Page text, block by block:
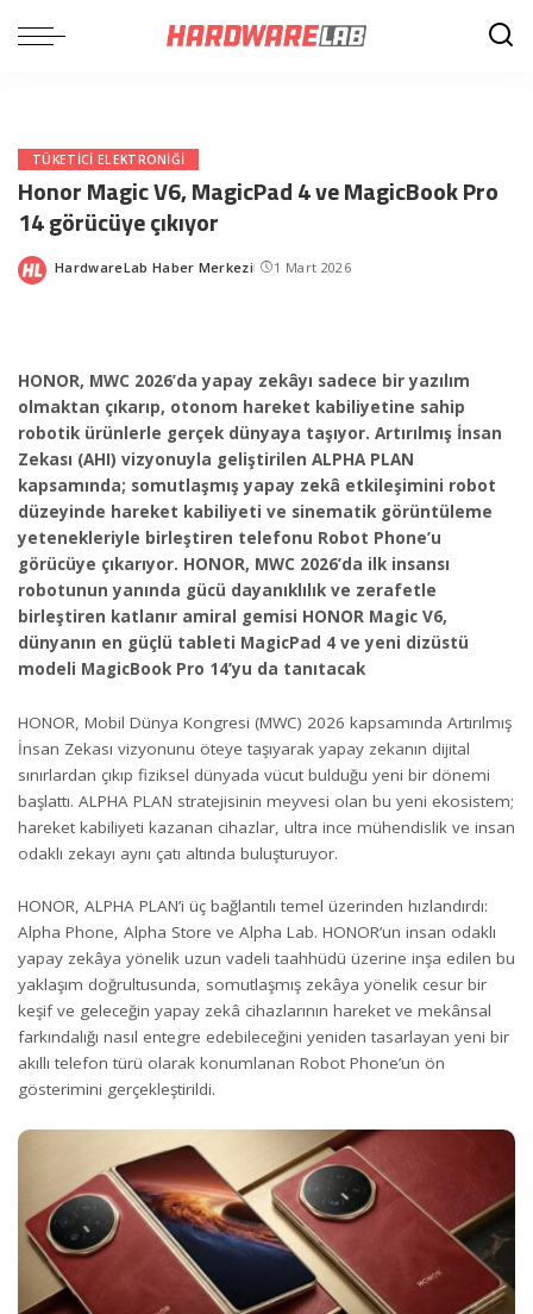
TÜKETICI ELEKTRONIĞI
Honor Magic V6, MagicPad 4 ve MagicBook Pro
14 görücüye çıkıyor
Posted
HardwareLab Haber Merkezi 1 Mart 2026
HONOR, MWC 2026’da yapay zekâyı sadece bir yazılım
olmaktan çıkarıp, otonom hareket kabiliyetine sahip
robotik ürünlerle gerçek dünyaya taşıyor. Artırılmış İnsan
Zekası (AHI) vizyonuyla geliştirilen ALPHA PLAN
kapsamında; somutlaşmış yapay zekâ etkileşimini robot
düzeyinde hareket kabiliyeti ve sinematik görüntüleme
yetenekleriyle birleştiren telefonu Robot Phone’u
görücüye çıkarıyor. HONOR, MWC 2026’da ilk insansı
robotunun yanında gücü dayanıklılık ve zerafetle
birleştiren katlanır amiral gemisi HONOR Magic V6,
dünyanın en güçlü tableti MagicPad 4 ve yeni dizüstü
modeli MagicBook Pro 14’yu da tanıtacak
HONOR, Mobil Dünya Kongresi (MWC) 2026 kapsamında Artırılmış
İnsan Zekası vizyonunu öteye taşıyarak yapay zekanın dijital
sınırlardan çıkıp fiziksel dünyada vücut bulduğu yeni bir dönemi
başlattı. ALPHA PLAN stratejisinin meyvesi olan bu yeni ekosistem;
hareket kabiliyeti kazanan cihazlar, ultra ince mühendislik ve insan
odaklı zekayı aynı çatı altında buluşturuyor.
HONOR, ALPHA PLAN’i üç bağlantılı temel üzerinden hızlandırdı:
Alpha Phone, Alpha Store ve Alpha Lab. HONOR’un insan odaklı
yapay zekâya yönelik uzun vadeli taahhüdü üzerine inşa edilen bu
yaklaşım doğrultusunda, somutlaşmış zekâya yönelik cesur bir
keşif ve geleceğin yapay zekâ cihazlarının hareket ve mekânsal
farkındalığı nasıl entegre edebileceğini yeniden tasarlayan yeni bir
akıllı telefon türü olarak konumlanan Robot Phone’un ön
gösterimini gerçekleştirildi.